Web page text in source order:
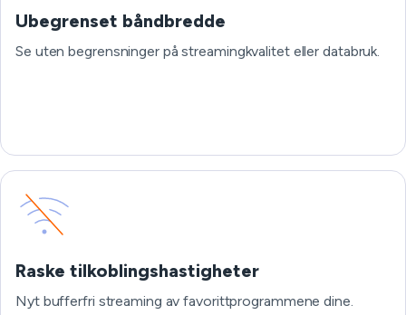
Ubegrenset båndbredde
Se uten begrensninger på streamingkvalitet eller databruk.
Raske tilkoblingshastigheter
Nyt bufferfri streaming av favorittprogrammene dine.